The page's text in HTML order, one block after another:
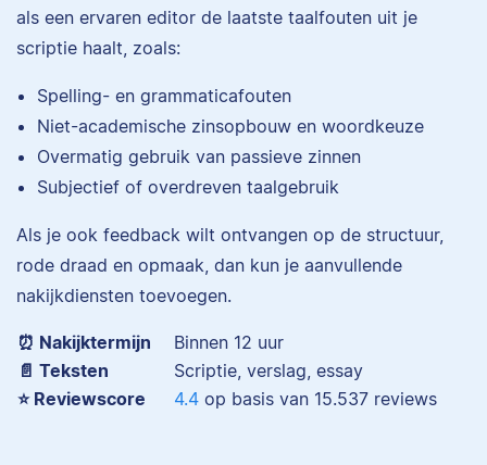
als een ervaren editor de laatste taalfouten uit je
scriptie haalt, zoals:
Spelling- en grammaticafouten
Niet-academische zinsopbouw en woordkeuze
Overmatig gebruik van passieve zinnen
Subjectief of overdreven taalgebruik
Als je ook feedback wilt ontvangen op de structuur,
rode draad en opmaak, dan kun je aanvullende
nakijkdiensten toevoegen.
⏰ Nakijktermijn
Binnen 12 uur
📄 Teksten
Scriptie, verslag, essay
⭐️ Reviewscore
4.4 op basis van 15.537 reviews
werkt als senior editor
bij Scribbr waar ze al
woorden heeft
geredigeerd.